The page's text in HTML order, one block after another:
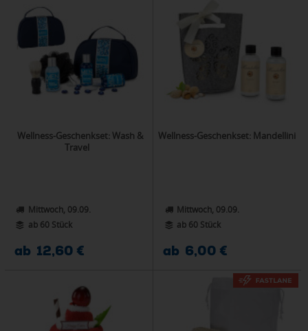
Wellness-Geschenkset: Wash &
Travel
Mittwoch, 09.09.
ab 60 Stück
ab 12,60 €
Wellness-Geschenkset: Mandellini
Mittwoch, 09.09.
ab 60 Stück
ab 6,00 €